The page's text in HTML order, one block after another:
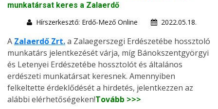
munkatársat keres a Zalaerdő
Hírszerkesztő: Erdő-Mező Online
2022.05.18.
A Zalaerdő Zrt.a Zalaegerszegi Erdészetébe hossztoló
munkatárs jelentkezését várja, míg Bánokszentgyörgyi
és Letenyei Erdészetébe hossztolót és általános
erdészeti munkatársat keresnek. Amennyiben
felkeltette érdeklődését a hirdetés, jelentkezzen az
alábbi elérhetőségeken!Tovább >>>